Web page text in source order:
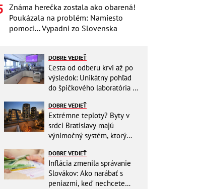
Známa herečka zostala ako obarená!
Poukázala na problém: Namiesto
pomoci... Vypadni zo Slovenska
DOBRE VEDIEŤ
Cesta od odberu krvi až po
výsledok: Unikátny pohľad
do špičkového laboratória na
DOBRE VEDIEŤ
Extrémne teploty? Byty v
srdci Bratislavy majú
výnimočný systém, ktorý
DOBRE VEDIEŤ
Inflácia zmenila správanie
Slovákov: Ako narábať s
peniazmi, keď nechcete